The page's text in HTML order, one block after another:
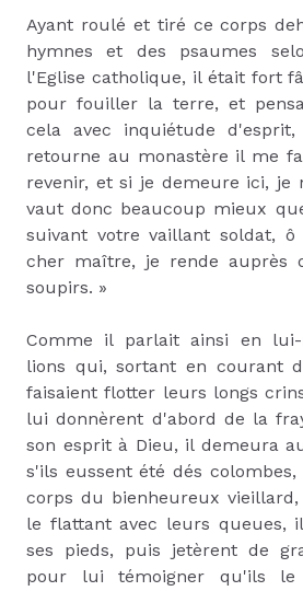
Ayant roulé et tiré ce corps
hymnes et des psaumes
l'Eglise catholique, il était fort
pour fouiller la terre, et
cela avec inquiétude
retourne au monastère il me
revenir, et si je demeure ici, je
vaut donc beaucoup mieux
suivant votre vaillant soldat, ô
cher maître, je rende auprès
soupirs. »
Comme il parlait ainsi en lui-
lions qui, sortant en courant
faisaient flotter leurs longs
lui donnèrent d'abord de la
son esprit à Dieu, il demeura
s'ils eussent été dés
corps du bienheureux
le flattant avec leurs queues,
ses pieds, puis jetèrent de
pour lui témoigner qu'ils